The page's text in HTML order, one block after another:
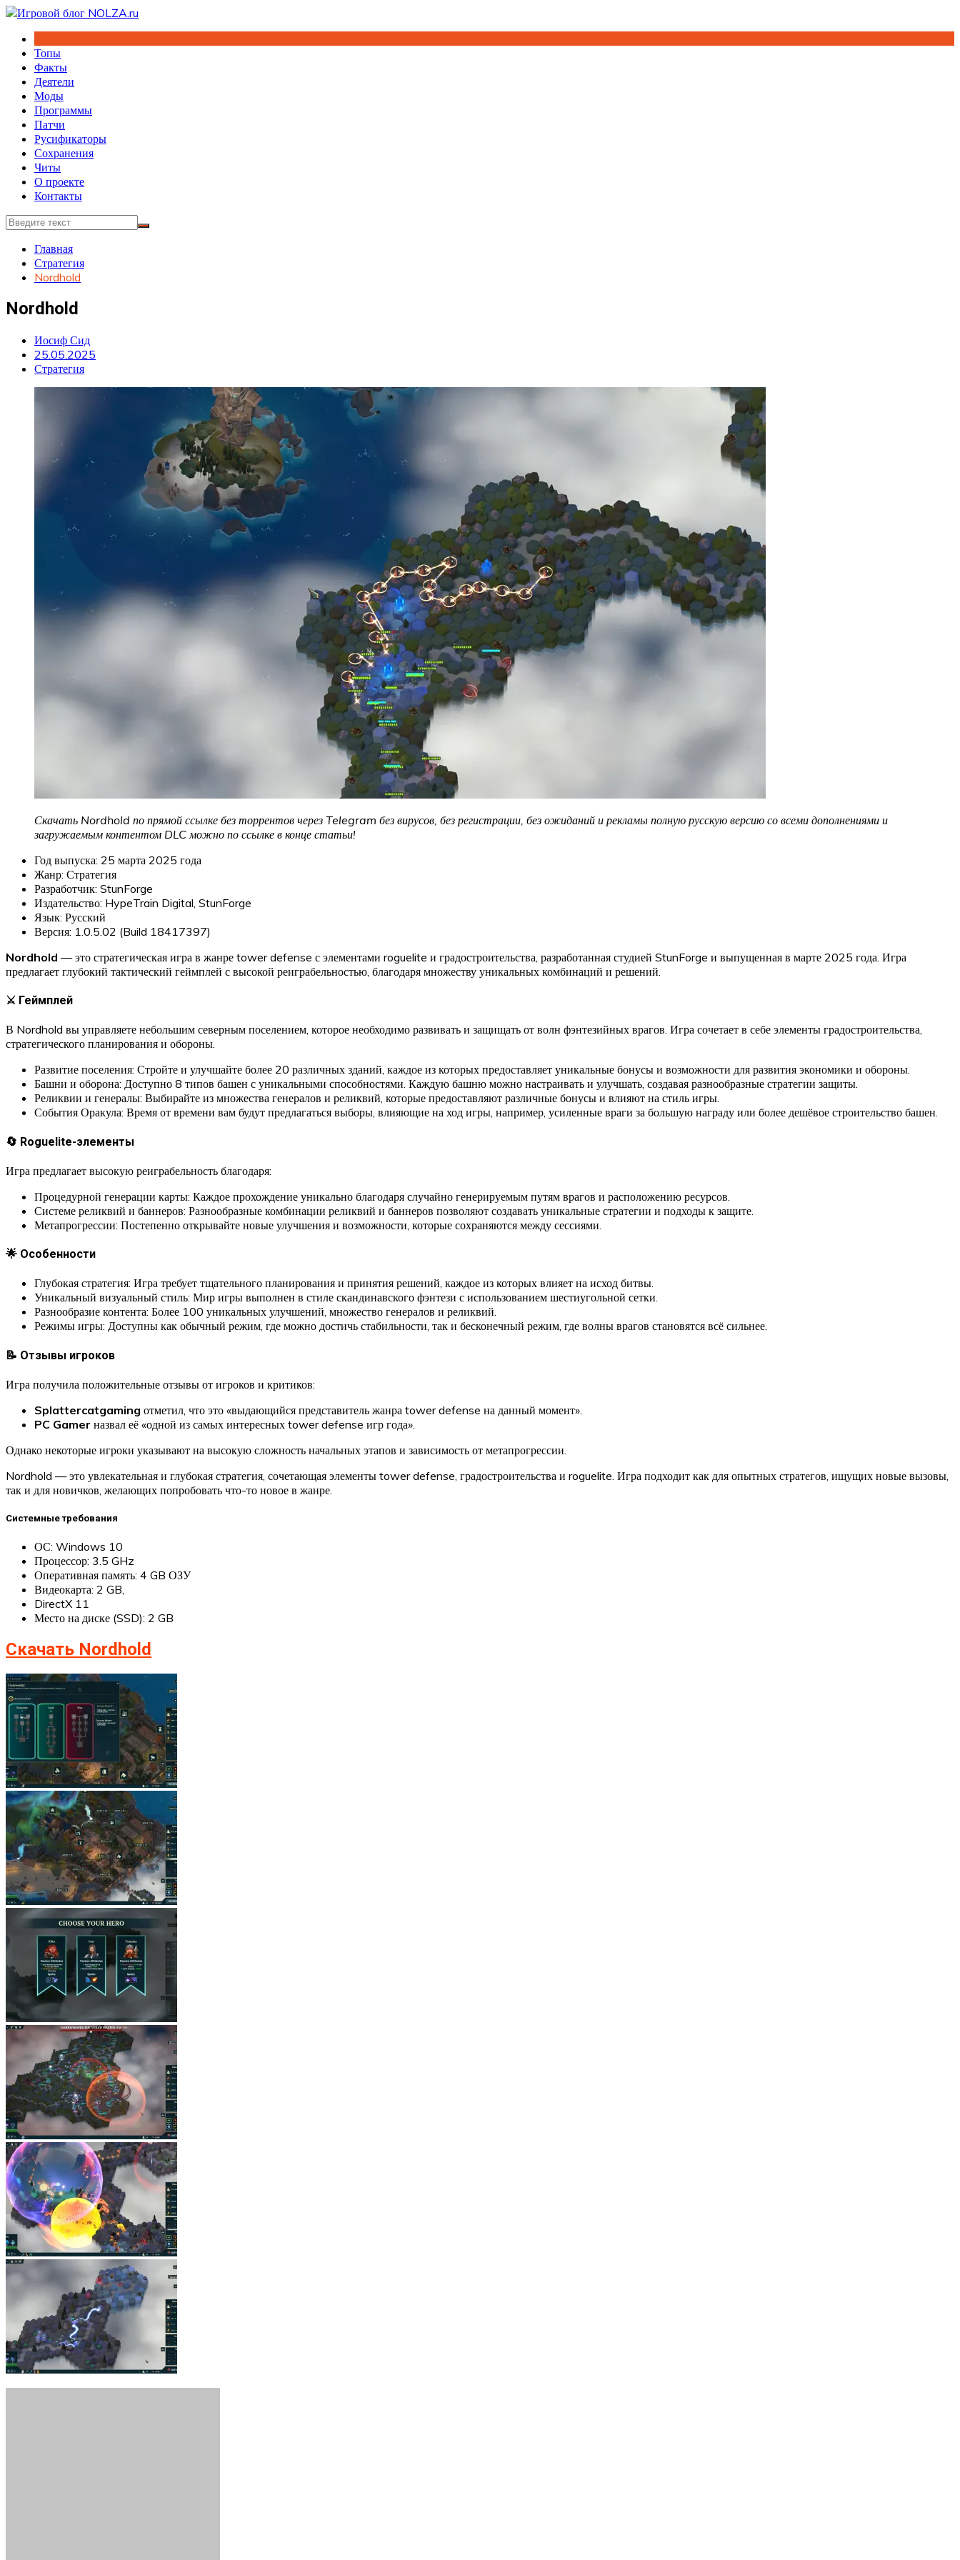
Перейти
содержимому
Топы
Факты
Деятели
Моды
Программы
Патчи
Русификаторы
Сохранения
Читы
О проекте
Контакты
Главная
Стратегия
Nordhold
Nordhold
Иосиф Сид
25.05.2025
Стратегия
Скачать Nordhold по прямой ссылке без торрентов через Telegram без вирусов, без регистрации, без ожиданий и рекламы полную русскую версию со всеми дополнениями и
загружаемым контентом DLC можно по ссылке в конце статьи!
Год выпуска: 25 марта 2025 года
Жанр: Стратегия
Разработчик: StunForge
Издательство: HypeTrain Digital, StunForge
Язык: Русский
Версия: 1.0.5.02 (Build 18417397)
Nordhold — это стратегическая игра в жанре tower defense с элементами roguelite и градостроительства, разработанная студией StunForge и выпущенная в марте 2025 года. Игра
предлагает глубокий тактический геймплей с высокой реиграбельностью, благодаря множеству уникальных комбинаций и решений.
⚔️ Геймплей
В Nordhold вы управляете небольшим северным поселением, которое необходимо развивать и защищать от волн фэнтезийных врагов. Игра сочетает в себе элементы градостроительства,
стратегического планирования и обороны.
Развитие поселения: Стройте и улучшайте более 20 различных зданий, каждое из которых предоставляет уникальные бонусы и возможности для развития экономики и обороны.
Башни и оборона: Доступно 8 типов башен с уникальными способностями. Каждую башню можно настраивать и улучшать, создавая разнообразные стратегии защиты.
Реликвии и генералы: Выбирайте из множества генералов и реликвий, которые предоставляют различные бонусы и влияют на стиль игры.
События Оракула: Время от времени вам будут предлагаться выборы, влияющие на ход игры, например, усиленные враги за большую награду или более дешёвое строительство башен.
🔄 Roguelite-элементы
Игра предлагает высокую реиграбельность благодаря:
Процедурной генерации карты: Каждое прохождение уникально благодаря случайно генерируемым путям врагов и расположению ресурсов.
Системе реликвий и баннеров: Разнообразные комбинации реликвий и баннеров позволяют создавать уникальные стратегии и подходы к защите.
Метапрогрессии: Постепенно открывайте новые улучшения и возможности, которые сохраняются между сессиями.
🌟 Особенности
Глубокая стратегия: Игра требует тщательного планирования и принятия решений, каждое из которых влияет на исход битвы.
Уникальный визуальный стиль: Мир игры выполнен в стиле скандинавского фэнтези с использованием шестиугольной сетки.
Разнообразие контента: Более 100 уникальных улучшений, множество генералов и реликвий.
Режимы игры: Доступны как обычный режим, где можно достичь стабильности, так и бесконечный режим, где волны врагов становятся всё сильнее.
📝 Отзывы игроков
Игра получила положительные отзывы от игроков и критиков:
Splattercatgaming отметил, что это «выдающийся представитель жанра tower defense на данный момент».
PC Gamer назвал её «одной из самых интересных tower defense игр года».
Однако некоторые игроки указывают на высокую сложность начальных этапов и зависимость от метапрогрессии.
Nordhold — это увлекательная и глубокая стратегия, сочетающая элементы tower defense, градостроительства и roguelite. Игра подходит как для опытных стратегов, ищущих новые вызовы,
так и для новичков, желающих попробовать что-то новое в жанре.
Системные требования
ОС: Windows 10
Процессор: 3.5 GHz
Оперативная память: 4 GB ОЗУ
Видеокарта: 2 GB,
DirectX 11
Место на диске (SSD): 2 GB
Скачать Nordhold